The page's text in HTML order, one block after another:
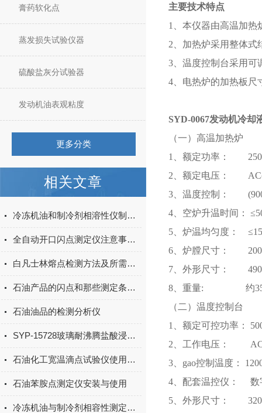
膏药软化点
蒸发损失试验仪器
硫酸盐灰分试验器
发动机油表观粘度
更多分类
相关文章
冷冻机油和制冷剂相溶性仪制冷剂的输入和称取
全自动开口闪点测定仪注意事项与故障排除和解决方法
白凡士林熔点检测方法及所需仪器
石油产品的闪点和那些测定条件有关
石油油品的检测分析仪
SYP-15728玻璃耐沸腾盐酸浸蚀测试原理与操作全解析
石油化工宽温滴点试验仪使用方法
石油苯胺点测定仪安装与使用
冷冻机油与制冷剂相容性测定仪中试验油的称取
主要技术特点
1、本仪器由高温加热
2、加热炉采用整体式
3、温度控制台采用可
4、电热炉的加热板尺
SYD-0067发动机冷却
（一）高温加热炉
1、额定功率：
2、额定电压：
3、温度控制：
4、空炉升温时间：
5、炉温均匀度：
6、炉膛尺寸： 200
7、外形尺寸： 490
8、重量: 约35
（二）温度控制台
1、额定可控功率：
2、工作电压：
3、gao控制温度：
4、配套温控仪： 数
5、外形尺寸： 320